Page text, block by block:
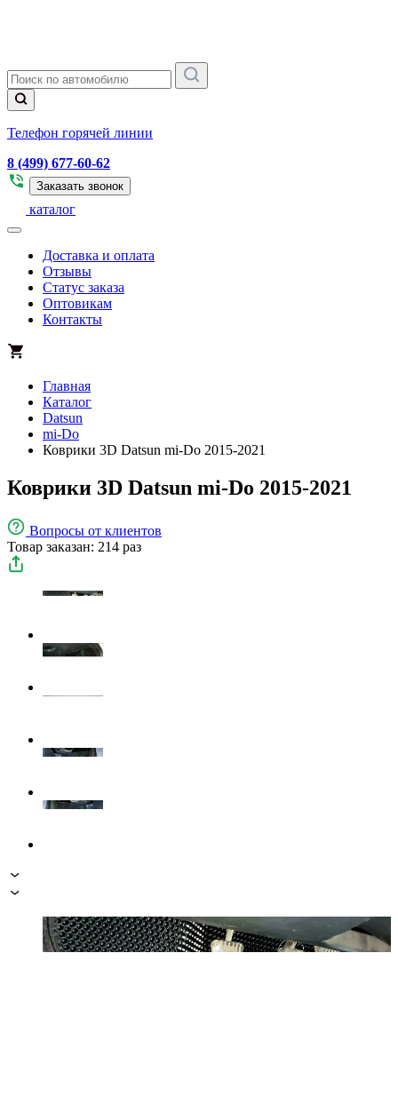
Телефон горячей линии
8 (499) 677-60-62
Заказать звонок
каталог
Доставка и оплата
Отзывы
Статус заказа
Оптовикам
Контакты
Главная
Каталог
Datsun
mi-Do
Коврики 3D Datsun mi-Do 2015-2021
Коврики 3D Datsun mi-Do 2015-2021
Вопросы от клиентов
Товар заказан: 214 раз